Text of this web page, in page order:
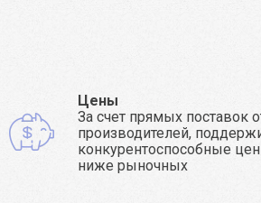
Цены
За счет прямых поставок
производителей,
конкурентоспособные
ниже рыночных